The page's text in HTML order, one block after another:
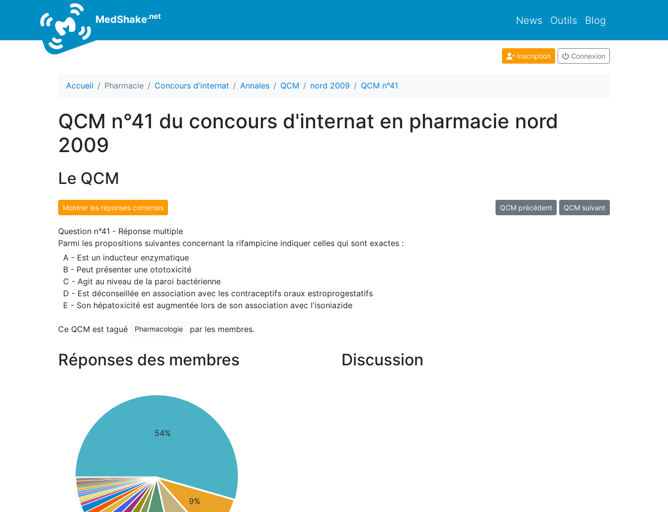
MedShake.net News Outils Blog
Inscription Connexion
Accueil Pharmacie Concours d'internat Annales QCM nord 2009 QCM n°41
QCM n°41 du concours d'internat en pharmacie nord
2009
Le QCM
Montrer les réponses correctes QCM précédent QCM suivant
Question n°41 - Réponse multiple
Parmi les propositions suivantes concernant la rifampicine indiquer celles qui sont exactes :
A - Est un inducteur enzymatique
B - Peut présenter une ototoxicité
C - Agit au niveau de la paroi bactérienne
D - Est déconseillée en association avec les contraceptifs oraux estroprogestatifs
E - Son hépatoxicité est augmentée lors de son association avec l'isoniazide
Ce QCM est tagué Pharmacologie par les membres.
Réponses des membres
54%
9%
Discussion